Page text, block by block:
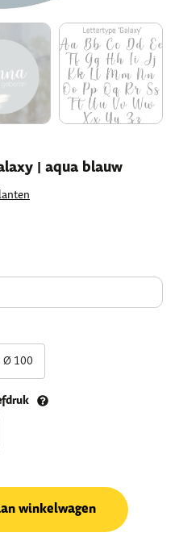
| aqua blauw
Ø 100
winkelwagen